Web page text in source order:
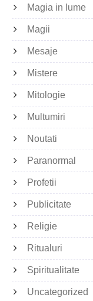
Magia in lume
Magii
Mesaje
Mistere
Mitologie
Multumiri
Noutati
Paranormal
Profetii
Publicitate
Religie
Ritualuri
Spiritualitate
Uncategorized